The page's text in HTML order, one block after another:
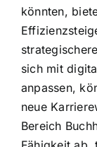
könnten,
sich mit
anpassen,
neue
Bereich